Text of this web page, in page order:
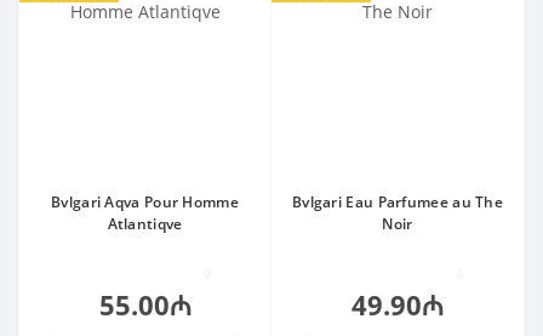
Bvlgari Aqva Pour Homme
Atlantiqve
55.00₼
Bvlgari Eau Parfumee au The
Noir
49.90₼